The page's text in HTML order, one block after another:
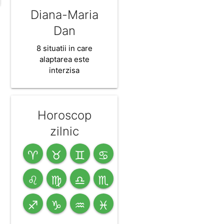
Diana-Maria
Dan
8 situatii in care
alaptarea este
interzisa
Horoscop
zilnic
♈ ♉ ♊ ♋
♌ ♍ ♎ ♏
♐ ♑ ♒ ♓